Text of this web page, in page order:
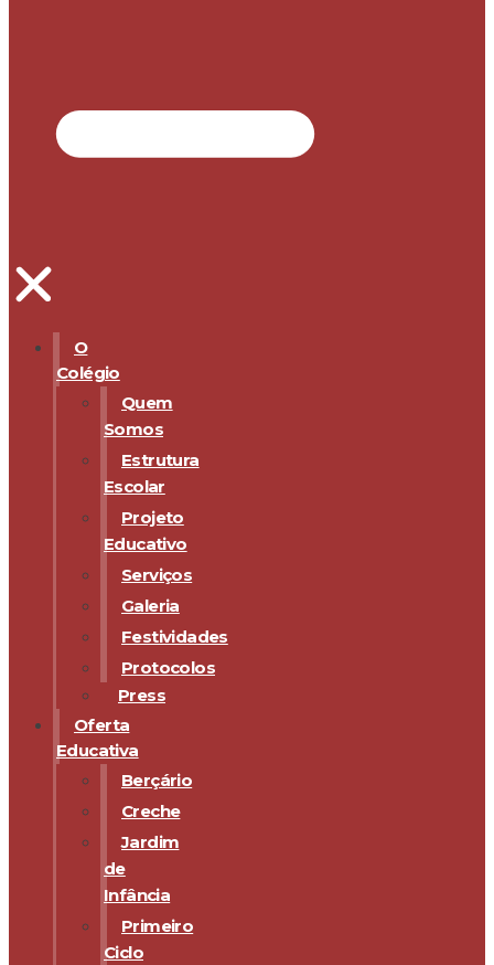
O
Colégio
Quem
Somos
Estrutura
Escolar
Projeto
Educativo
Serviços
Galeria
Festividades
Protocolos
Press
Oferta
Educativa
Berçário
Creche
Jardim
de
Infância
Primeiro
Ciclo